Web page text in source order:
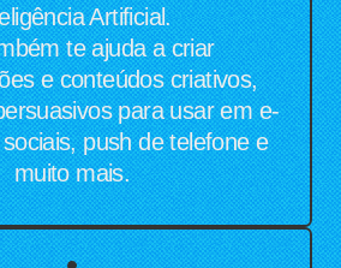
Artificial.
te ajuda a criar
e conteúdos criativos,
para usar em e-
push de telefone e
muito mais.